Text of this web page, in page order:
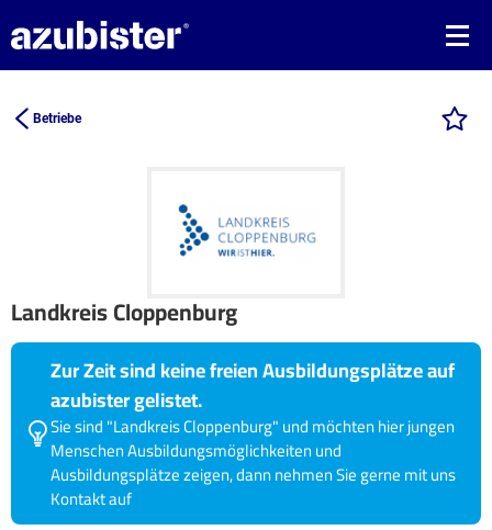
Betriebe
Landkreis Cloppenburg
Zur Zeit sind keine freien Ausbildungsplätze auf
azubister gelistet.
Sie sind "Landkreis Cloppenburg" und möchten hier jungen
Menschen Ausbildungsmöglichkeiten und
Ausbildungsplätze zeigen, dann nehmen Sie gerne mit uns
Kontakt auf